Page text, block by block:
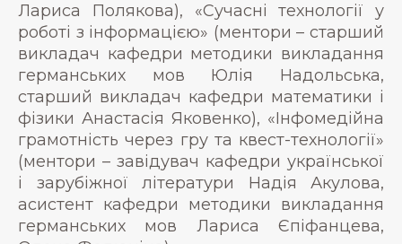
Лариса Полякова), «Сучасні технології у
роботі з інформацією» (ментори – старший
викладач кафедри методики викладання
германських мов Юлія Надольська,
старший викладач кафедри математики і
фізики Анастасія Яковенко), «Інфомедійна
грамотність через гру та квест-технології»
(ментори – завідувач кафедри української
і зарубіжної літератури Надія Акулова,
асистент кафедри методики викладання
германських мов Лариса Єпіфанцева,